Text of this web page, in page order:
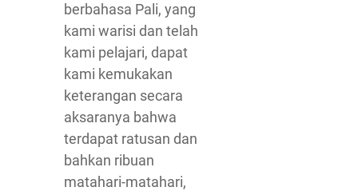
berbahasa Pali, yang
kami warisi dan telah
kami pelajari, dapat
kami kemukakan
keterangan secara
aksaranya bahwa
terdapat ratusan dan
bahkan ribuan
matahari-matahari,